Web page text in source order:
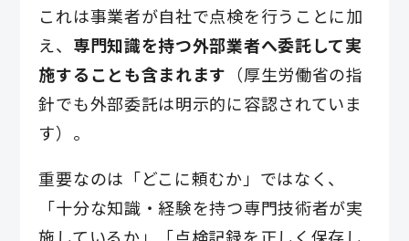
これは事業者が自社で点検を行うことに加
え、 専門知識を持つ外部業者へ委託して実
施することも含まれます （厚生労働省の指
針でも外部委託は明示的に容認されていま
す）。
重要なのは「どこに頼むか」ではなく、
「十分な知識・経験を持つ専門技術者が実